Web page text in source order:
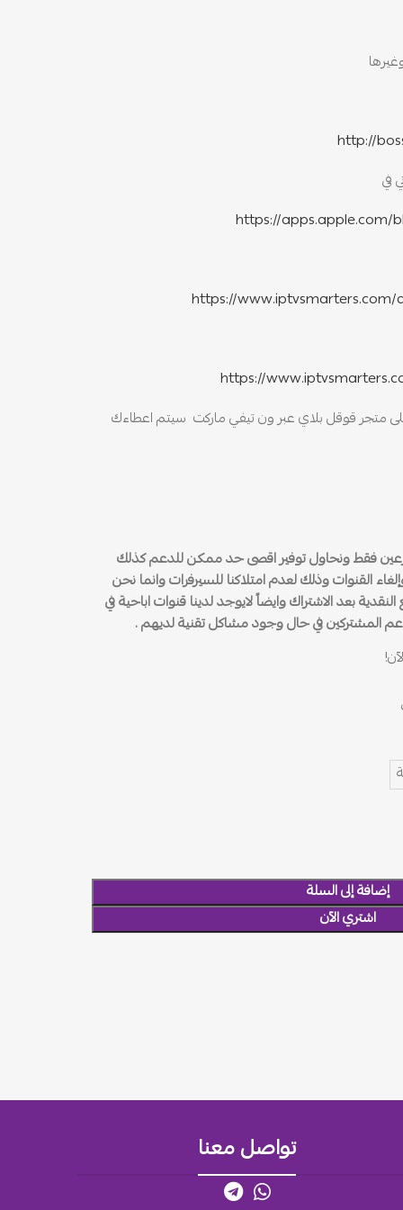
http://
في
https://apps.apple.com/
https://
https://
متجر قوقل بلاي عبر ون تيفي ماركت سيتم اعطاءك
فقط ونحاول توفير اقصى حد ممكن للدعم كذلك
القنوات وذلك لعدم امتلاكنا للسيرفرات وانما نحن
بعد الاشتراك وايضاً لايوجد لدينا قنوات اباحية في
المشتركين في حال وجود مشاكل تقنية لديهم .
إضافة إلى السلة
اشتري الآن
تواصل معنا